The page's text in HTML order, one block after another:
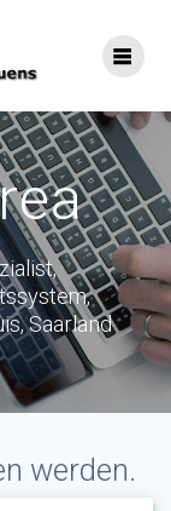
Saarland
werden.